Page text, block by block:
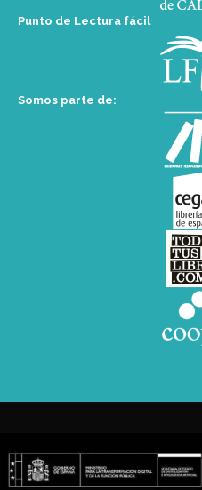
Punto de Lectura fácil
Somos parte de: